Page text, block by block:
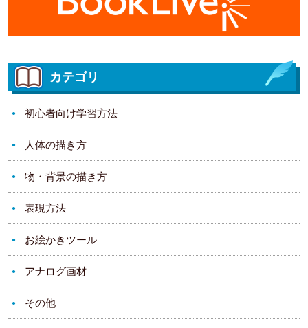
カテゴリ
初心者向け学習方法
人体の描き方
物・背景の描き方
表現方法
お絵かきツール
アナログ画材
その他